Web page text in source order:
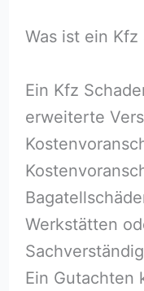
Was ist ein
Ein Kfz
erweiterte
Werkstätten
Ein Gutachten